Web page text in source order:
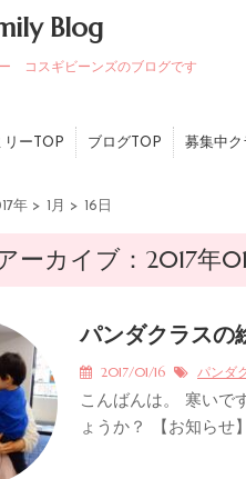
Blog
コスギビーンズのブログです
リーTOP ブログTOP 募集中ク
年 > 1月 > 16日
ーカイブ：2017年
パンダクラスの
2017/01/16 パンダ
こんばんは。 寒いで
ょうか？ 【お知らせ